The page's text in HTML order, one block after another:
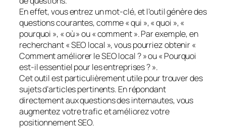
En effet, vous entrez un mot-clé, et l’outil génère des
questions courantes, comme « qui », « quoi », «
pourquoi », « où » ou « comment ». Par exemple, en
recherchant « SEO local », vous pourriez obtenir «
Comment améliorer le SEO local ? » ou « Pourquoi
est-il essentiel pour les entreprises ? ».
Cet outil est particulièrement utile pour trouver des
sujets d’articles pertinents. En répondant
directement aux questions des internautes, vous
augmentez votre trafic et améliorez votre
positionnement SEO.